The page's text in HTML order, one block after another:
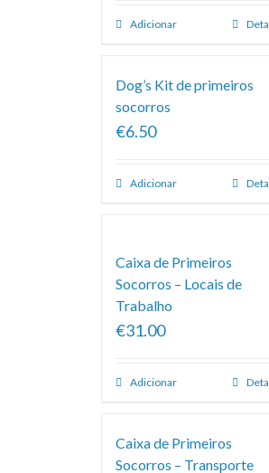
Adicionar
Dog’s Kit de primeiros
socorros
€6.50
Adicionar
Caixa de Primeiros
Socorros – Locais de
Trabalho
€31.00
Adicionar
Caixa de Primeiros
Socorros – Transporte